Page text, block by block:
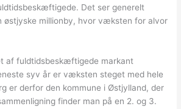
Det ser generelt
østjyske millionby, hvor væksten for alvor
af fuldtidsbeskæftigede markant
syv år er væksten steget med hele
er derfor den kommune i Østjylland, der
finder man på en 2. og 3.